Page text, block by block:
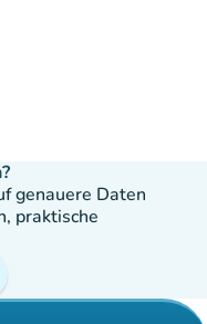
genauere Daten
praktische